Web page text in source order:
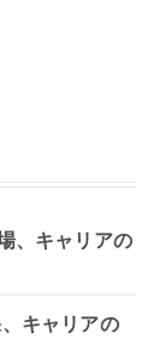
、キャリアの
キャリアの